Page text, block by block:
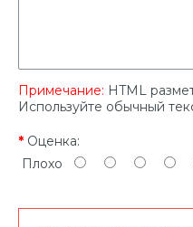
Примечание: HTML
Используйте обычный
Оценка:
Плохо